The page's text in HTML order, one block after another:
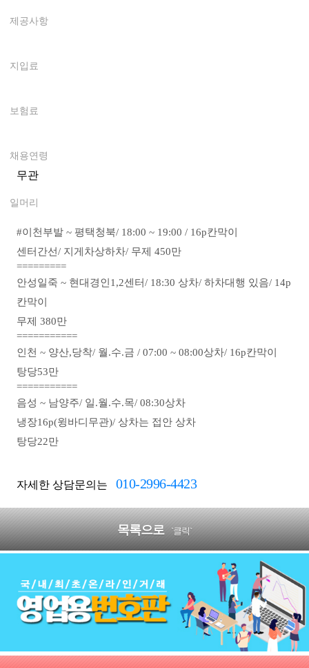
제공사항
지입료
보험료
채용연령
무관
일머리
#이천부발 ~ 평택청북/ 18:00 ~ 19:00 / 16p칸막이
센터간선/ 지게차상하차/ 무제 450만
=========
안성일죽 ~ 현대경인1,2센터/ 18:30 상차/ 하차대행 있음/ 14p
칸막이
무제 380만
===========
인천 ~ 양산,당착/ 월.수.금 / 07:00 ~ 08:00상차/ 16p칸막이
탕당53만
===========
음성 ~ 남양주/ 일.월.수.목/ 08:30상차
냉장16p(윙바디무관)/ 상차는 접안 상차
탕당22만
자세한 상담문의는 010-2996-4423
목록으로 `클릭`